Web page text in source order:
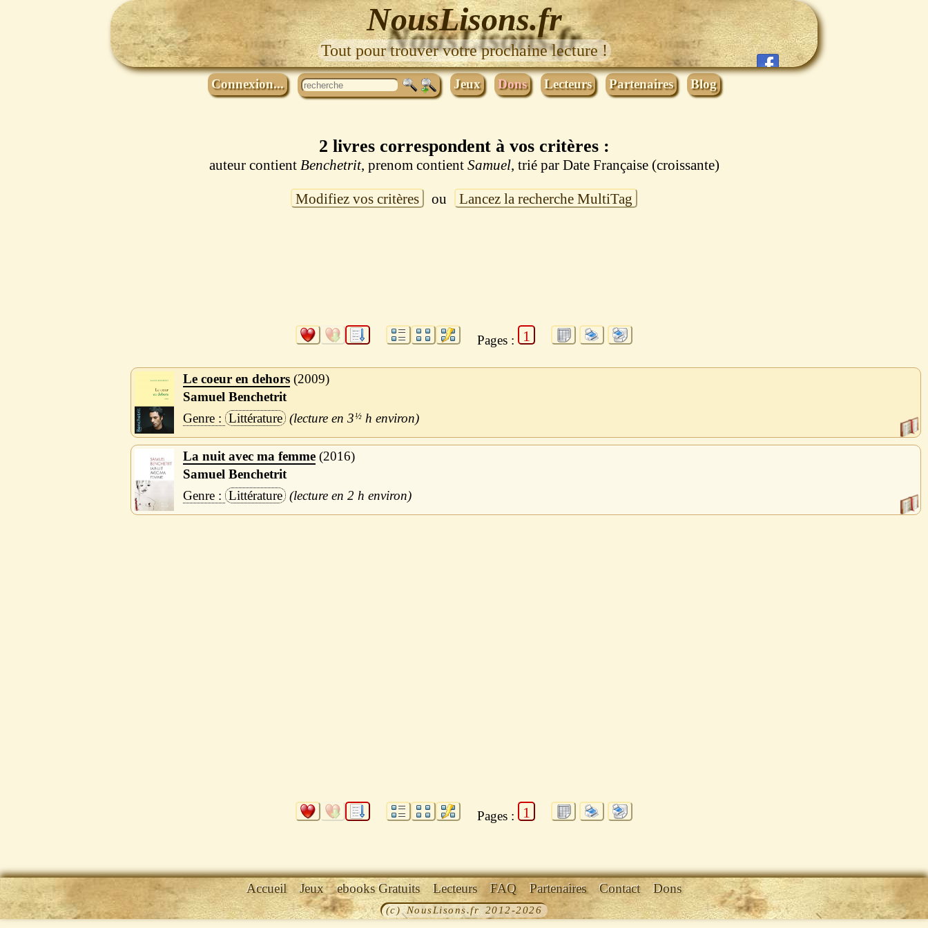
NousLisons.fr
Tout pour trouver votre prochaine lecture !
Connexion... Jeux Dons Lecteurs Partenaires Blog
2 livres correspondent à vos critères :
auteur contient Benchetrit, prenom contient Samuel, trié par Date Française (croissante)
Modifiez vos critères ou Lancez la recherche MultiTag
Pages : 1
Le coeur en dehors 2009
Samuel Benchetrit
Littérature
3½h
La nuit avec ma femme 2016
Samuel Benchetrit
Littérature
2 h
Pages : 1
Accueil Jeux ebooks Gratuits Lecteurs FAQ Partenaires Contact Dons
(c) NousLisons.fr 2012-2026